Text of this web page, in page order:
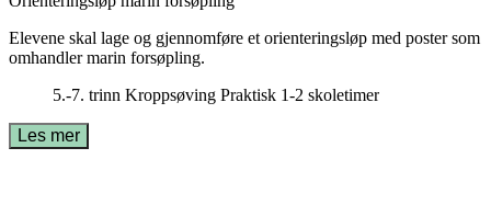
Elevene skal lage og gjennomføre et orienteringsløp med poster som
omhandler marin forsøpling.
5.-7. trinn Kroppsøving Praktisk 1-2 skoletimer
Les mer